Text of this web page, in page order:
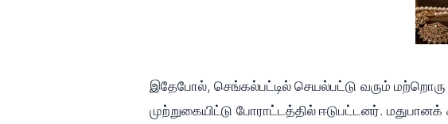
இதேபோல், செங்கல்பட்டில் செயல்பட்டு வரும்
முற்றுகையிட்டு போராட்டத்தில் ஈடுபட்டனர்.